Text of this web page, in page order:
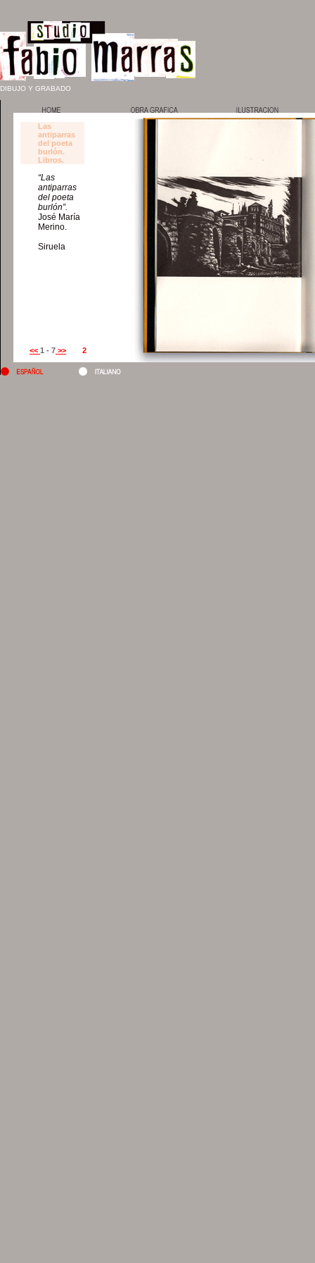
DIBUJO Y GRABADO
Las
antiparras
del poeta
burlón.
Libros.
“Las
antiparras
del poeta
burlón”.
José María
Merino.
Siruela
<< 1 - 7 >> 2